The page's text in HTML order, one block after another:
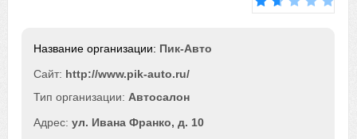
Пик-Авто
Сайт: http://www.pik-auto.ru/
Автосалон
ул. Ивана Франко, д. 10